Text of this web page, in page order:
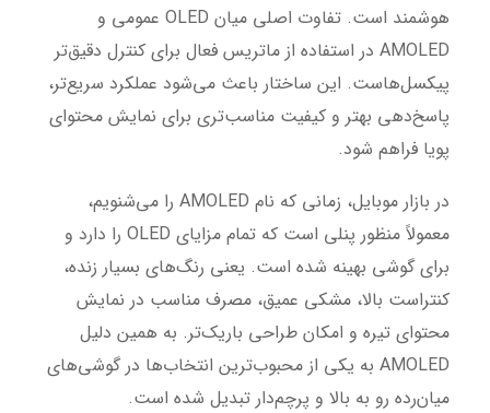
هوشمند است. تفاوت اصلی میان OLED عمومی و
AMOLED در استفاده از ماتریس فعال برای کنترل دقیق‌تر
پیکسل‌هاست. این ساختار باعث می‌شود عملکرد سریع‌تر،
پاسخ‌دهی بهتر و کیفیت مناسب‌تری برای نمایش محتوای
پویا فراهم شود.
در بازار موبایل، زمانی که نام AMOLED را می‌شنویم،
معمولاً منظور پنلی است که تمام مزایای OLED را دارد و
برای گوشی بهینه شده است. یعنی رنگ‌های بسیار زنده،
کنتراست بالا، مشکی عمیق، مصرف مناسب در نمایش
محتوای تیره و امکان طراحی باریک‌تر. به همین دلیل
AMOLED به یکی از محبوب‌ترین انتخاب‌ها در گوشی‌های
میان‌رده رو به بالا و پرچم‌دار تبدیل شده است.